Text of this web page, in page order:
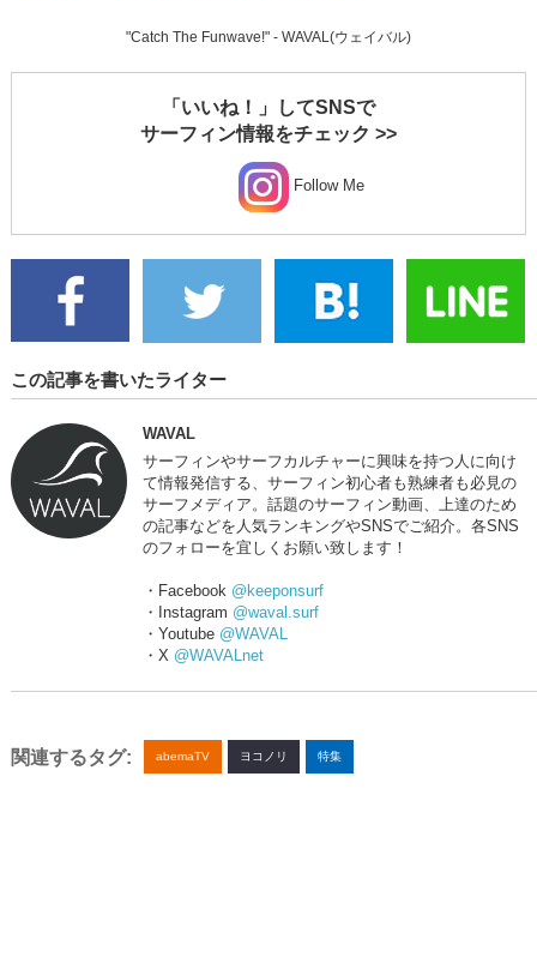
"Catch The Funwave!" - WAVAL(ウェイバル)
「いいね！」してSNSで
サーフィン情報をチェック >>
Follow Me
この記事を書いたライター
WAVAL
サーフィンやサーフカルチャーに興味を持つ人に向け
て情報発信する、サーフィン初心者も熟練者も必見の
サーフメディア。話題のサーフィン動画、上達のため
の記事などを人気ランキングやSNSでご紹介。各SNS
のフォローを宜しくお願い致します！
・Facebook @keeponsurf
・Instagram @waval.surf
・Youtube @WAVAL
・X @WAVALnet
関連するタグ: abemaTV ヨコノリ 特集